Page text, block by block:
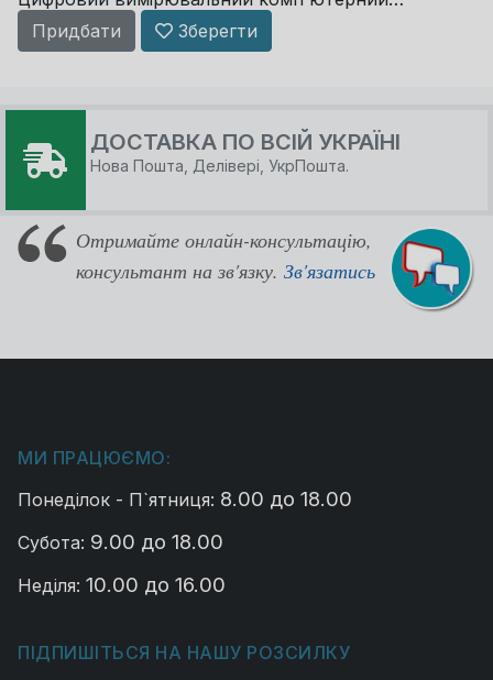
комплекс для вчителя NeuLog
використовується в кабінеті хімії
Придбати Зберегти
ДОСТАВКА ПО ВСІЙ УКРАЇНІ
Нова Пошта, Делівері, УкрПошта.
Отримайте онлайн-консультацію,
консультант на зв'язку. Зв'язатись
МИ ПРАЦЮЄМО:
Понеділок - П`ятниця: 8.00 до 18.00
Субота: 9.00 до 18.00
Неділя: 10.00 до 16.00
ПІДПИШІТЬСЯ НА НАШУ РОЗСИЛКУ